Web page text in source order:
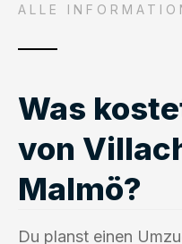
ALLE
Was
von
Malmö?
Du planst einen